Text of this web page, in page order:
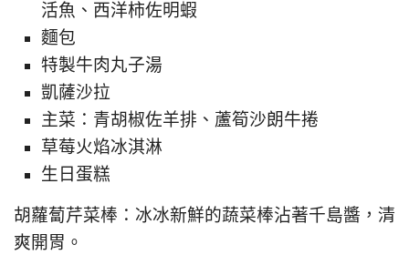
活魚、西洋柿佐明蝦
麵包
特製牛肉丸子湯
凱薩沙拉
主菜：青胡椒佐羊排、蘆筍沙朗牛捲
草莓火焰冰淇淋
生日蛋糕
胡蘿蔔芹菜棒：冰冰新鮮的蔬菜棒沾著千島醬，清
爽開胃。